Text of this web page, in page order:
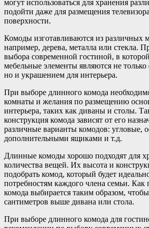
могут использоваться для хранения
подойти даже для размещения
поверхности.
Комоды изготавливаются из различных
например, дерева, металла или стекла.
выбора современной гостиной, в
мебельные элементы являются не
но и украшением для интерьера.
При выборе длинного комода
комнаты и желания по размещению
интерьера, таких как диваны и столы.
конструкция комода зависят от его
различные варианты комодов: угловые,
дополнительными ящиками и т.д.
Длинные комоды хорошо подходят для
количества вещей. Их высота и
подобрать комод, который будет
потребностям каждого члена семьи. Как
комода выбирается таким образом,
сантиметров выше дивана или стола.
При выборе длинного комода для